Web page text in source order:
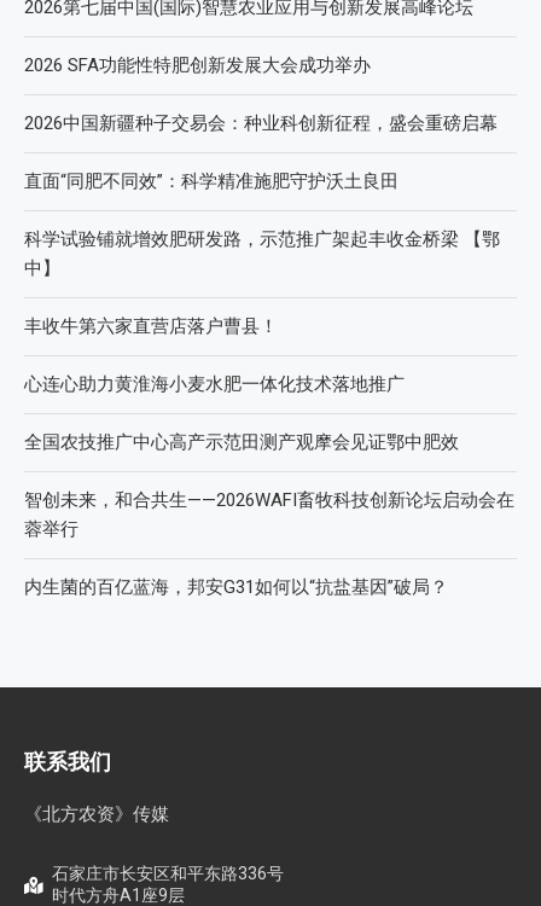
2026第七届中国(国际)智慧农业应用与创新发展高峰论坛
2026 SFA功能性特肥创新发展大会成功举办
2026中国新疆种子交易会：种业科创新征程，盛会重磅启幕
直面“同肥不同效”：科学精准施肥守护沃土良田
科学试验铺就增效肥研发路，示范推广架起丰收金桥梁 【鄂
中】
丰收牛第六家直营店落户曹县！
心连心助力黄淮海小麦水肥一体化技术落地推广
全国农技推广中心高产示范田测产观摩会见证鄂中肥效
智创未来，和合共生——2026WAFI畜牧科技创新论坛启动会在
蓉举行
内生菌的百亿蓝海，邦安G31如何以“抗盐基因”破局？
联系我们
《北方农资》传媒
石家庄市长安区和平东路336号
时代方舟A1座9层